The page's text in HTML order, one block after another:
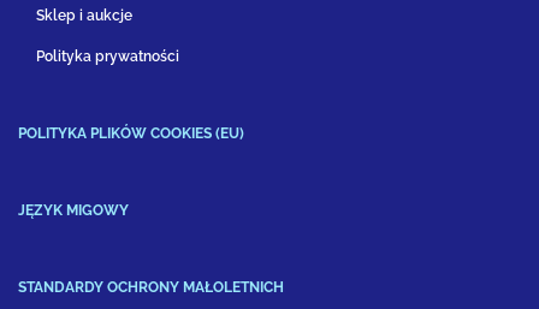
Sklep i aukcje
Polityka prywatności
POLITYKA PLIKÓW COOKIES (EU)
JĘZYK MIGOWY
STANDARDY OCHRONY MAŁOLETNICH